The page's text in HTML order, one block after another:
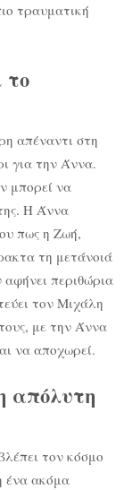
τραυματική
το
απέναντι στη
για την Άννα.
μπορεί να
Η Άννα
πως η Ζωή,
τη μετάνοιά
περιθώρια
τον Μιχάλη
με την Άννα
να αποχωρεί.
απόλυτη
τον κόσμο
ένα ακόμα